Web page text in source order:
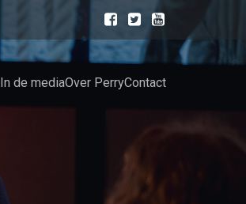
In de mediaOver PerryContact